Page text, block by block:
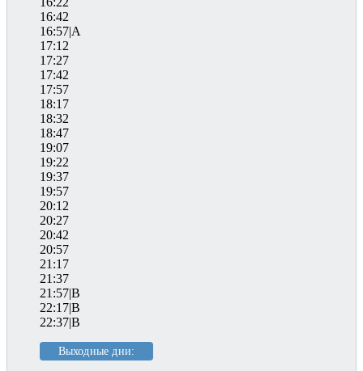
16:42
16:57|A
17:12
17:27
17:42
17:57
18:17
18:32
18:47
19:07
19:22
19:37
19:57
20:12
20:27
20:42
20:57
21:17
21:37
21:57|B
22:17|B
22:37|B
Выходные дни: